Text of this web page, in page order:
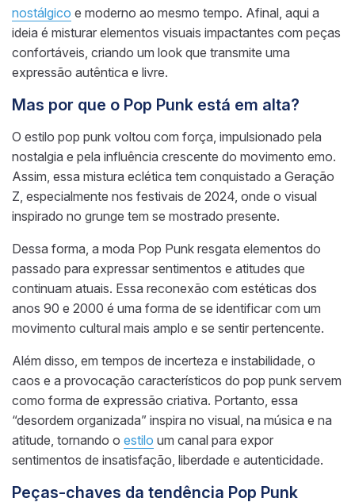
nostálgico e moderno ao mesmo tempo. Afinal, aqui a
ideia é misturar elementos visuais impactantes com peças
confortáveis, criando um look que transmite uma
expressão autêntica e livre.
Mas por que o Pop Punk está em alta?
O estilo pop punk voltou com força, impulsionado pela
nostalgia e pela influência crescente do movimento emo.
Assim, essa mistura eclética tem conquistado a Geração
Z, especialmente nos festivais de 2024, onde o visual
inspirado no grunge tem se mostrado presente.
Dessa forma, a moda Pop Punk resgata elementos do
passado para expressar sentimentos e atitudes que
continuam atuais. Essa reconexão com estéticas dos
anos 90 e 2000 é uma forma de se identificar com um
movimento cultural mais amplo e se sentir pertencente.
Além disso, em tempos de incerteza e instabilidade, o
caos e a provocação característicos do pop punk servem
como forma de expressão criativa. Portanto, essa
“desordem organizada” inspira no visual, na música e na
atitude, tornando o estilo um canal para expor
sentimentos de insatisfação, liberdade e autenticidade.
Peças-chaves da tendência Pop Punk